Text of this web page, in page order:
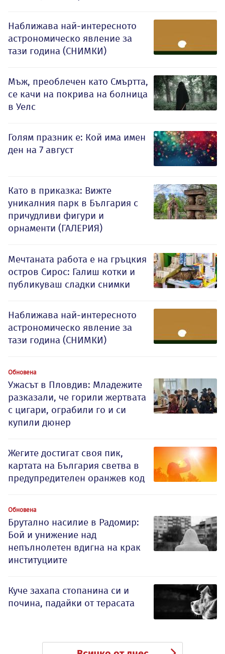
Наближава най-интересното
астрономическо явление за
тази година (СНИМКИ)
Мъж, преоблечен като Смъртта,
се качи на покрива на болница
в Уелс
Голям празник е: Кой има имен
ден на 7 август
Като в приказка: Вижте
уникалния парк в България с
причудливи фигури и
орнаменти (ГАЛЕРИЯ)
Мечтаната работа е на гръцкия
остров Сирос: Галиш котки и
публикуваш сладки снимки
Наближава най-интересното
астрономическо явление за
тази година (СНИМКИ)
Обновена
Ужасът в Пловдив: Младежите
разказали, че горили жертвата
с цигари, ограбили го и си
купили дюнер
Жегите достигат своя пик,
картата на България светва в
предупредителен оранжев код
Обновена
Брутално насилие в Радомир:
Бой и унижение над
непълнолетен вдигна на крак
институциите
Куче захапа стопанина си и
почина, падайки от терасата